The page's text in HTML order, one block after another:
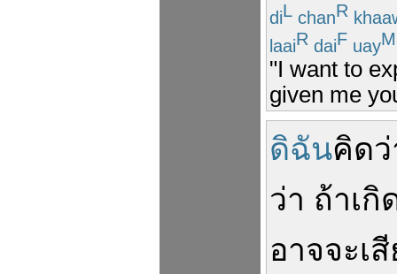
diL chanR
laaiR daiF uayM
"I want to
given me
ดิฉันคิด
ว่า ถ้าเกิ
อาจจะเ